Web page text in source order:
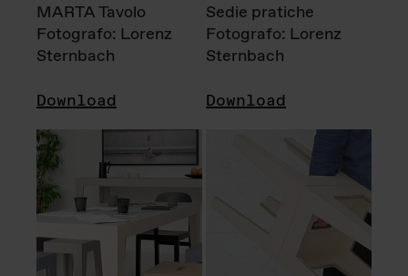
MARTA Tavolo
Fotografo: Lorenz
Sternbach
Download
Sedie pratiche
Fotografo: Lorenz
Sternbach
Download